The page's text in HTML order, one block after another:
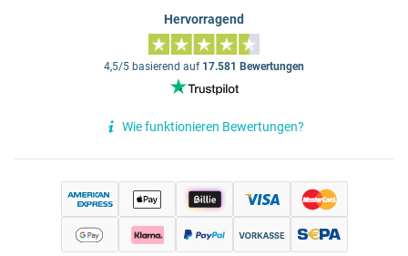
Hervorragend
4,5/5 basierend auf 17.581 Bewertungen
Wie funktionieren Bewertungen?